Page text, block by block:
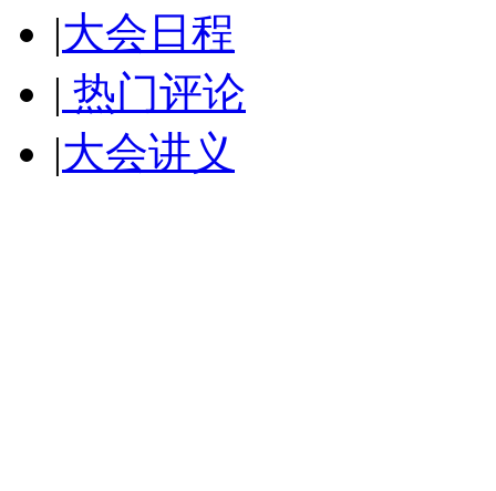
|大会日程
| 热门评论
|大会讲义